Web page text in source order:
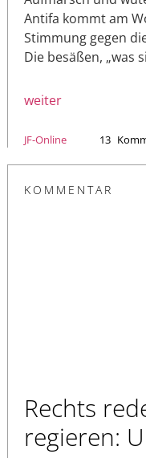
Antifa kommt am
Stimmung gegen
Die besäßen, „was
weiter
JF-Online 13
KOMMENTAR
Rechts
regieren: